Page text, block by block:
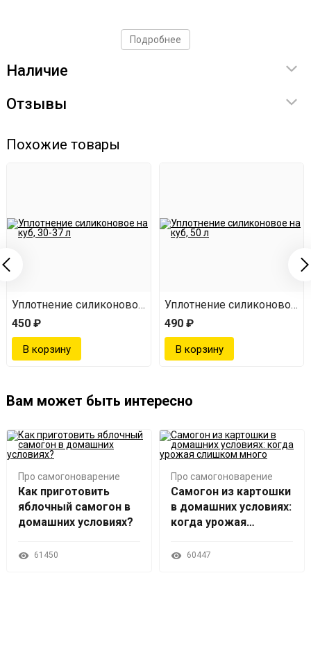
Подробнее
Наличие
Отзывы
Похожие товары
куб, 50 л
Уплотнение силиконовое на куб, 30-37 л
450 ₽
Уплотнение силиконовое
490 ₽
Вам может быть интересно
Про самогоноварение
Как приготовить
яблочный самогон в
домашних условиях?
61450
Про самогоноварение
Самогон из картошки
в домашних условиях:
когда урожая
60447